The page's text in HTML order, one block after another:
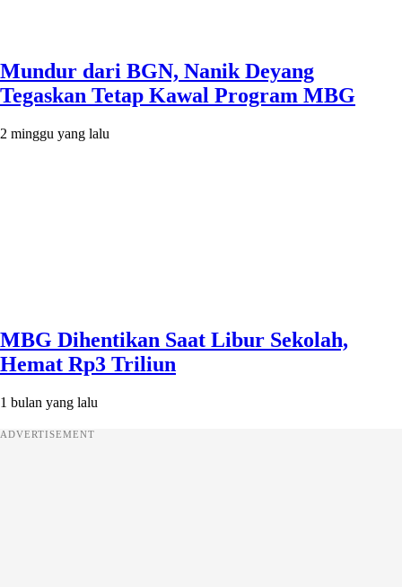
Mundur dari BGN, Nanik Deyang
Tegaskan Tetap Kawal Program MBG
2 minggu yang lalu
MBG Dihentikan Saat Libur Sekolah,
Hemat Rp3 Triliun
1 bulan yang lalu
ADVERTISEMENT